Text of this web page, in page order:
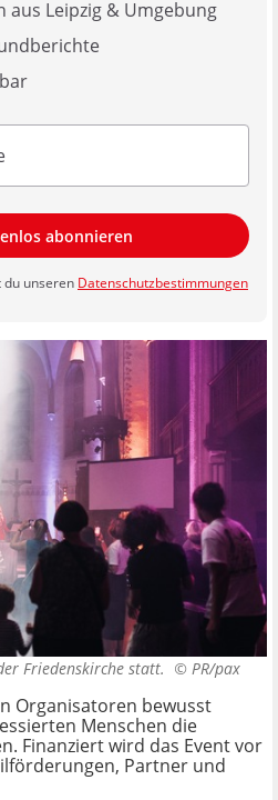
aus Leipzig & Umgebung
abonnieren
unseren Datenschutzbestimmungen
Friedenskirche statt. © PR/pax
Organisatoren bewusst
Menschen die
Finanziert wird das Event vor
Partner und